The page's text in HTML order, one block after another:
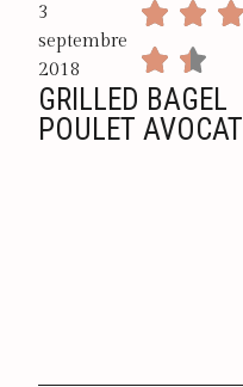
3
septembre
2018
GRILLED BAGEL
POULET AVOCAT